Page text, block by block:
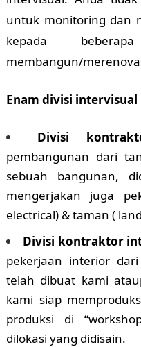
untuk monitoring dan
kepada
membangun/
Enam divisi intervisual
Divisi
pembangunan dari
sebuah bangunan,
mengerjakan juga
electrical) & taman (
Divisi kontraktor
pekerjaan interior
telah dibuat kami
kami siap
produksi di
dilokasi yang didisain.